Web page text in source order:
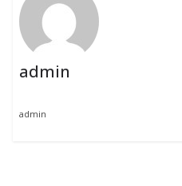
admin
admin